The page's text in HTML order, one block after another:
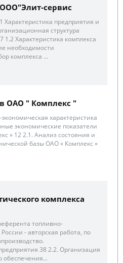
сервис
Характеристика предприятия и
структура
Характеристика комплекса
необходимости
комплекса ...
ОАО " Комплекс "
характеристика
экономические показатели
» 12 2.1. Анализ состояния и
базы ОАО « Комплекс »
комплекса
топливно-
- авторская работа, по
38 2.2. Организация
обеспечения...